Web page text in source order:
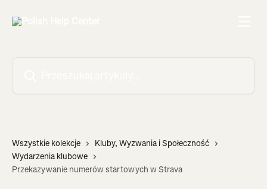
Wszystkie kolekcje
Kluby, Wyzwania i Społeczność
Wydarzenia klubowe
Przekazywanie numerów startowych w Strava